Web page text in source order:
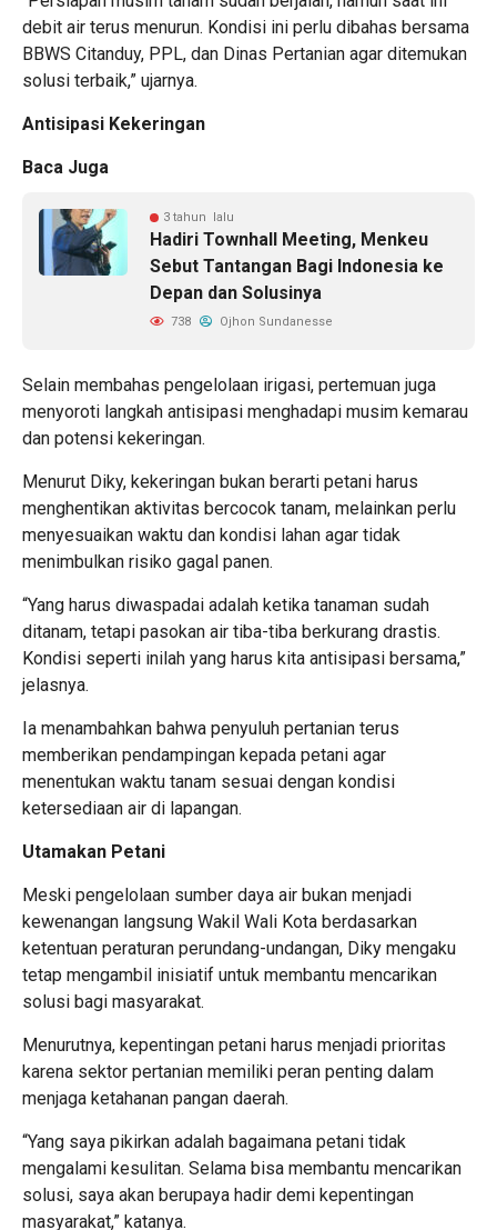
debit air terus menurun. Kondisi ini perlu dibahas bersama
BBWS Citanduy, PPL, dan Dinas Pertanian agar ditemukan
solusi terbaik,” ujarnya.
Antisipasi Kekeringan
Baca Juga
3 tahun lalu
Hadiri Townhall Meeting, Menkeu
Sebut Tantangan Bagi Indonesia ke
Depan dan Solusinya
738 Ojhon Sundanesse
Selain membahas pengelolaan irigasi, pertemuan juga
menyoroti langkah antisipasi menghadapi musim kemarau
dan potensi kekeringan.
Menurut Diky, kekeringan bukan berarti petani harus
menghentikan aktivitas bercocok tanam, melainkan perlu
menyesuaikan waktu dan kondisi lahan agar tidak
menimbulkan risiko gagal panen.
“Yang harus diwaspadai adalah ketika tanaman sudah
ditanam, tetapi pasokan air tiba-tiba berkurang drastis.
Kondisi seperti inilah yang harus kita antisipasi bersama,”
jelasnya.
Ia menambahkan bahwa penyuluh pertanian terus
memberikan pendampingan kepada petani agar
menentukan waktu tanam sesuai dengan kondisi
ketersediaan air di lapangan.
Utamakan Petani
Meski pengelolaan sumber daya air bukan menjadi
kewenangan langsung Wakil Wali Kota berdasarkan
ketentuan peraturan perundang-undangan, Diky mengaku
tetap mengambil inisiatif untuk membantu mencarikan
solusi bagi masyarakat.
Menurutnya, kepentingan petani harus menjadi prioritas
karena sektor pertanian memiliki peran penting dalam
menjaga ketahanan pangan daerah.
“Yang saya pikirkan adalah bagaimana petani tidak
mengalami kesulitan. Selama bisa membantu mencarikan
solusi, saya akan berupaya hadir demi kepentingan
masyarakat,” katanya.